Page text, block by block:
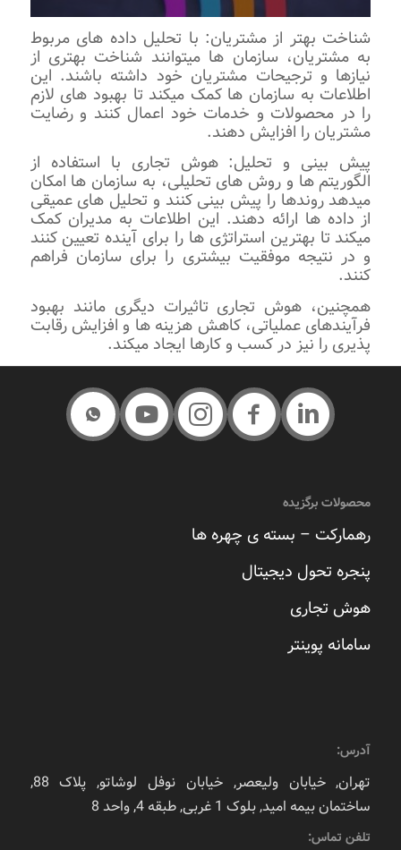
شناخت بهتر از مشتریان: با تحلیل داده ‌های مربوط
به مشتریان، سازمان ‌ها میتوانند شناخت بهتری از
نیازها و ترجیحات مشتریان خود داشته باشند. این
اطلاعات به سازمان‌ ها کمک میکند تا بهبود های لازم
را در محصولات و خدمات خود اعمال کنند و رضایت
مشتریان را افزایش دهند.
پیش ‌بینی و تحلیل: هوش تجاری با استفاده از
الگوریتم‌ ها و روش ‌های تحلیلی، به سازمان‌ ها امکان
میدهد روندها را پیش ‌بینی کنند و تحلیل‌ های عمیقی
از داده‌ ها ارائه دهند. این اطلاعات به مدیران کمک
میکند تا بهترین استراتژی ‌ها را برای آینده تعیین کنند
و در نتیجه موفقیت بیشتری را برای سازمان فراهم
کنند.
همچنین، هوش تجاری تاثیرات دیگری مانند بهبود
فرآیندهای عملیاتی، کاهش هزینه ‌ها و افزایش رقابت‌
پذیری را نیز در کسب و کارها ایجاد میکند.
محصولات برگزیده
رهمارکت – بسته ی چهره ها
پنجره تحول دیجیتال
هوش تجاری
سامانه پوینتر
آدرس:
تهران, خیابان ولیعصر, خیابان نوفل لوشاتو, پلاک 88,
ساختمان بیمه امید, بلوک 1 غربی, طبقه 4, واحد 8
تلفن تماس: